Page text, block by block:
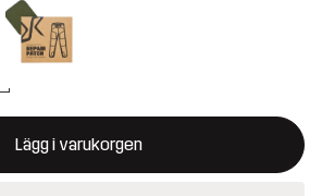
Lägg i varukorgen
att öppna en modal som bekräftar en ny